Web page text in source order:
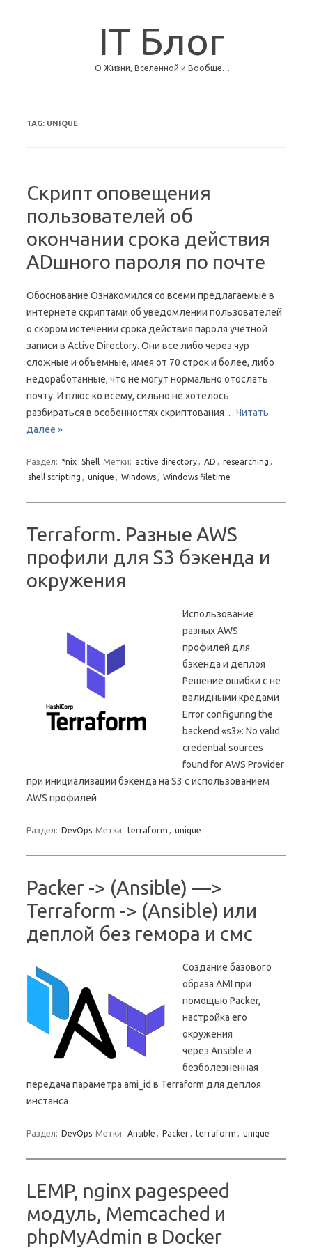
IT Блог
О Жизни, Вселенной и Вообще…
TAG: UNIQUE
Скрипт оповещения
пользователей об
окончании срока действия
ADшного пароля по почте
Обоснование Ознакомился со всеми предлагаемые в
интернете скриптами об уведомлении пользователей
о скором истечении срока действия пароля учетной
записи в Active Directory. Они все либо через чур
сложные и объемные, имея от 70 строк и более, либо
недоработанные, что не могут нормально отослать
почту. И плюс ко всему, сильно не хотелось
разбираться в особенностях скриптования… Читать
далее »
Раздел: *nix Shell Метки: active directory, AD , researching ,
shell scripting , unique , Windows, Windows filetime
Terraform. Разные AWS
профили для S3 бэкенда и
окружения
Использование
разных AWS
профилей для
бэкенда и деплоя
Решение ошибки с не
валидными кредами
Error configuring the
backend «s3»: No valid
credential sources
found for AWS Provider
при инициализации бэкенда на S3 с использованием
AWS профилей
Раздел: DevOps Метки: terraform , unique
Packer -> (Ansible) —>
Terraform -> (Ansible) или
деплой без гемора и смс
Создание базового
образа AMI при
помощью Packer,
настройка его
окружения
через Ansible и
безболезненная
передача параметра ami_id в Terraform для деплоя
инстанса
Раздел: DevOps Метки: Ansible , Packer, terraform , unique
LEMP, nginx pagespeed
модуль, Memcached и
phpMyAdmin в Docker